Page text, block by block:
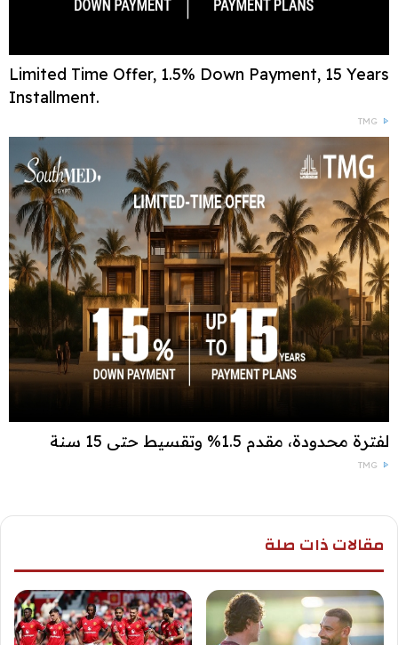
Limited Time Offer, 1.5% Down Payment, 15 Years
Installment.
TMG
لفترة محدودة، مقدم 1.5% وتقسيط حتى 15 سنة
TMG
مقالات ذات صلة